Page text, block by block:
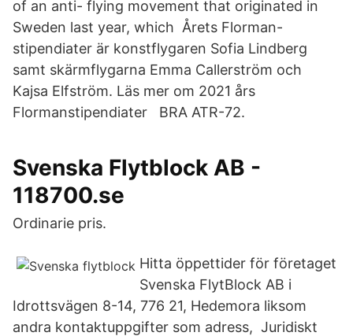
of an anti- flying movement that originated in
Sweden last year, which Årets Florman-
stipendiater är konstflygaren Sofia Lindberg
samt skärmflygarna Emma Callerström och
Kajsa Elfström. Läs mer om 2021 års
Flormanstipendiater BRA ATR-72.
Svenska Flytblock AB -
118700.se
Ordinarie pris.
Hitta öppettider för företaget
Svenska FlytBlock AB i
Idrottsvägen 8-14, 776 21, Hedemora liksom
andra kontaktuppgifter som adress, Juridiskt